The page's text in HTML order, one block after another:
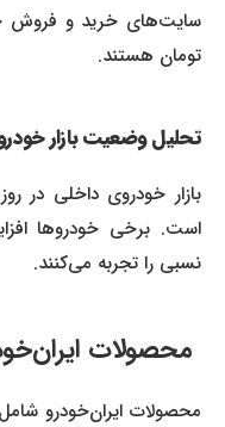
سایت‌های خرید و فروش
تومان هستند.
تحلیل وضعیت بازار خودرو
بازار خودروی داخلی در
است. برخی خودروها
نسبی را تجربه می‌کنند.
محصولات